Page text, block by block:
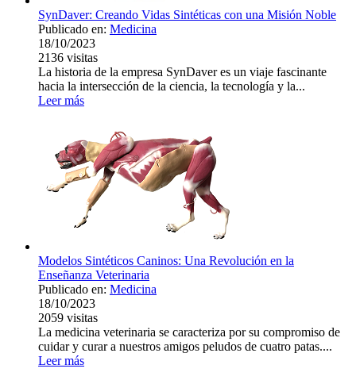
SynDaver: Creando Vidas Sintéticas con una Misión Noble
Publicado en: Medicina
18/10/2023
2136 visitas
La historia de la empresa SynDaver es un viaje fascinante
hacia la intersección de la ciencia, la tecnología y la...
Leer más
Modelos Sintéticos Caninos: Una Revolución en la
Enseñanza Veterinaria
Publicado en: Medicina
18/10/2023
2059 visitas
La medicina veterinaria se caracteriza por su compromiso de
cuidar y curar a nuestros amigos peludos de cuatro patas....
Leer más